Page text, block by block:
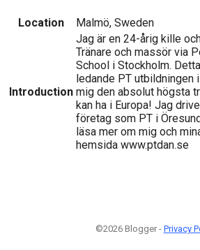
Location Malmö, Sweden
Introduction
Jag är en 24-årig kille
Tränare och massör via
School i Stockholm.
ledande PT utbildningen
mig den absolut högsta
kan ha i Europa! Jag
företag som PT i
läsa mer om mig och
hemsida www.ptdan.se
©2026 Blogger - Privacy